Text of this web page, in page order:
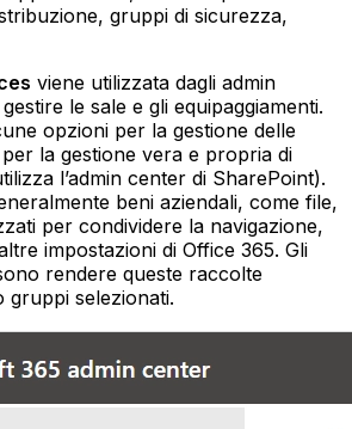
gruppi di sicurezza,
viene utilizzata dagli admin
le sale e gli equipaggiamenti.
opzioni per la gestione delle
la gestione vera e propria di
l’admin center di SharePoint).
beni aziendali, come file,
per condividere la navigazione,
impostazioni di Office 365. Gli
rendere queste raccolte
gruppi selezionati.